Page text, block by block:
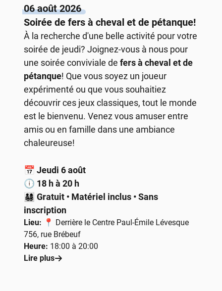
06 août 2026
Soirée de fers à cheval et de pétanque!
À la recherche d'une belle activité pour votre
soirée de jeudi? Joignez-vous à nous pour
une soirée conviviale de fers à cheval et de
pétanque! Que vous soyez un joueur
expérimenté ou que vous souhaitiez
découvrir ces jeux classiques, tout le monde
est le bienvenu. Venez vous amuser entre
amis ou en famille dans une ambiance
chaleureuse!
📅 Jeudi 6 août
🕕 18 h à 20 h
👨‍👩‍👧‍👦 Gratuit • Matériel inclus • Sans
inscription
Lieu: 📍 Derrière le Centre Paul-Émile Lévesque
756, rue Brébeuf
Heure: 18:00 à 20:00
Lire plus